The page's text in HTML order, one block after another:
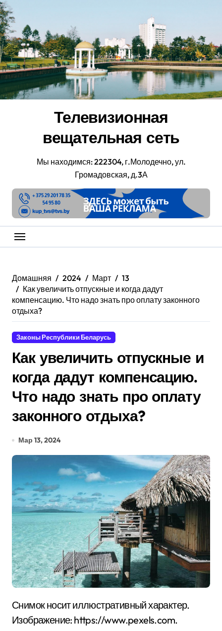
Перейти
к
содержанию
Телевизионная
вещательная сеть
Мы находимся: 222304, г.Молодечно, ул.
Громадовская, д.3А
Домашняя 2024 Март
13
Как увеличить отпускные и когда дадут
компенсацию. Что надо знать про оплату законного
отдыха?
Законы Республики Беларусь
Как увеличить отпускные и
когда дадут компенсацию.
Что надо знать про оплату
законного отдыха?
Мар 13, 2024
Снимок носит иллюстративный характер.
Изображение: https://www.pexels.com.